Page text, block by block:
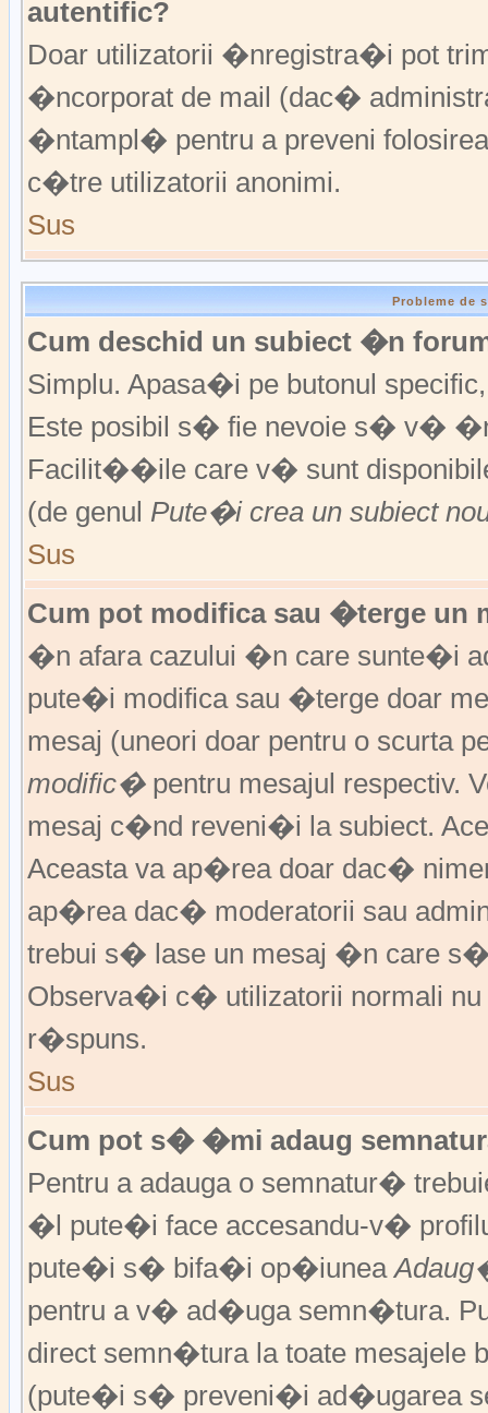
autentific?
Doar utilizatorii �nregistra�i pot
�ncorporat de mail (dac�
�ntampl� pentru a preveni
c�tre utilizatorii anonimi.
Sus
Probleme de
Cum deschid un subiect �n
Simplu. Apasa�i pe butonul
Este posibil s� fie nevoie s� v�
Facilit��ile care v� sunt
(de genul Pute�i crea un subiect
Sus
Cum pot modifica sau �terge un
�n afara cazului �n care sunte�i
pute�i modifica sau �terge doar
mesaj (uneori doar pentru o
modific�pentru mesajul respectiv.
mesaj c�nd reveni�i la subiect.
Aceasta va ap�rea doar dac�
ap�rea dac� moderatorii sau
trebui s� lase un mesaj �n care
Observa�i c� utilizatorii normali
r�spuns.
Sus
Cum pot s� �mi adaug
Pentru a adauga o semnatur�
�l pute�i face accesandu-v�
pute�i s� bifa�i op�iunea
pentru a v� ad�uga semn�tura.
direct semn�tura la toate mesajele
(pute�i s� preveni�i ad�ugarea